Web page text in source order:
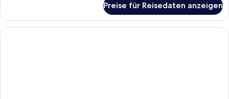
Balkon
Preise für Reisedaten anzeigen